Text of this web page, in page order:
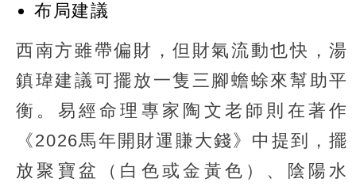
布局建議
西南方雖帶偏財，但財氣流動也快，湯
鎮瑋建議可擺放一隻三腳蟾蜍來幫助平
衡。易經命理專家陶文老師則在著作
《2026馬年開財運賺大錢》中提到，擺
放聚寶盆（白色或金黃色）、陰陽水